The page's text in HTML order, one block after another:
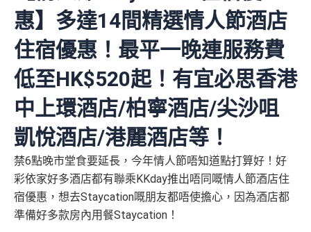
惠】多達14間精選情人節酒店
住宿優惠！最平一晚連服務費
低至HK$520起！有宜必思香港
中上環酒店/柏寧酒店/尖沙咀
凱悅酒店/港麗酒店等！
禁6點晚市堂食要延長，今年情人節唔知道點打算好！好
彩依家好多酒店都有聯乘KKday推出唔同嘅情人節酒店住
宿優惠，想去Staycation嘅朋友都唔使擔心，因為酒店都
準備好多款房內用餐Staycation！